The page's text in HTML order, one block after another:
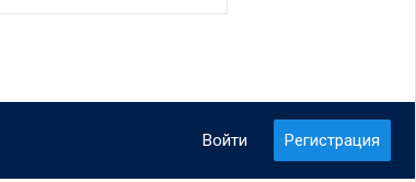
Войти Регистрация